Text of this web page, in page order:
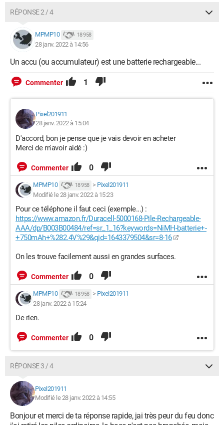
RÉPONSE 2 / 4
MPMP10 18 958
28 janv. 2022 à 14:56
Un accu (ou accumulateur) est une batterie rechargeable...
Commenter 1
Pixel201911
28 janv. 2022 à 15:04
D'accord, bon je pense que je vais devoir en acheter
Merci de m'avoir aidé :)
Commenter 0
MPMP10 18 958 > Pixel201911
Modifié le 28 janv. 2022 à 15:23
Pour ce téléphone il faut ceci (exemple...) :
https://www.amazon.fr/Duracell-5000168-Pile-Rechargeable-
AAA/dp/B003B00484/ref=sr_1_16?keywords=NiMH-batterie+-
+750mAh+%282.4V%29&qid=1643379504&sr=8-16
On les trouve facilement aussi en grandes surfaces.
Commenter 0
MPMP10 18 958 > Pixel201911
28 janv. 2022 à 15:24
De rien.
Commenter 0
RÉPONSE 3 / 4
Pixel201911
Modifié le 28 janv. 2022 à 14:55
Bonjour et merci de ta réponse rapide, jai très peur du feu donc